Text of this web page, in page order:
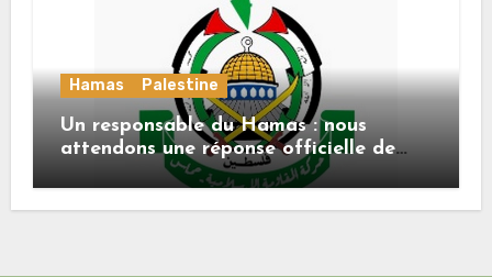
Hamas Palestine
Un responsable du Hamas : nous
attendons une réponse officielle de
Mladenov concernant la feuille de
route de la deuxième phase de l’accord